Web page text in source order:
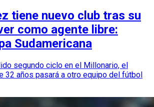
tiene nuevo club tras su
como agente libre:
Sudamericana
segundo ciclo en el Millonario, el
32 años pasará a otro equipo del fútbol